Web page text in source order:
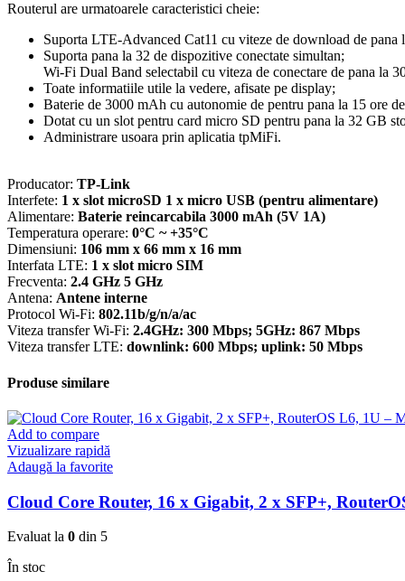
Routerul are urmatoarele caracteristici cheie:
Suporta LTE-Advanced Cat11 cu viteze de download de
Suporta pana la 32 de dispozitive conectate simultan;
Wi-Fi Dual Band selectabil cu viteza de conectare de pana la
Toate informatiile utile la vedere, afisate pe display;
Baterie de 3000 mAh cu autonomie de pentru pana la 15 ore
Dotat cu un slot pentru card micro SD pentru pana la 32 GB
Administrare usoara prin aplicatia tpMiFi.
Producator: TP-Link
Interfete: 1 x slot microSD 1 x micro USB (pentru alimentare)
Alimentare: Baterie reincarcabila 3000 mAh (5V 1A)
Temperatura operare: 0°C ~ +35°C
Dimensiuni: 106 mm x 66 mm x 16 mm
Interfata LTE: 1 x slot micro SIM
Frecventa: 2.4 GHz 5 GHz
Antena: Antene interne
Protocol Wi-Fi: 802.11b/g/n/a/ac
Viteza transfer Wi-Fi: 2.4GHz: 300 Mbps; 5GHz: 867 Mbps
Viteza transfer LTE: downlink: 600 Mbps; uplink: 50 Mbps
Produse similare
Add to compare
Vizualizare rapidă
Adaugă la favorite
Cloud Core Router, 16 x Gigabit, 2 x SFP+,
Evaluat la 0 din 5
În stoc